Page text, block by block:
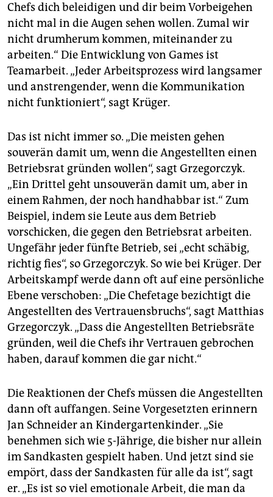
Chefs dich beleidigen und dir beim Vorbeigehen
nicht mal in die Augen sehen wollen. Zumal wir
nicht drumherum kommen, miteinander zu
arbeiten.“ Die Entwicklung von Games ist
Teamarbeit. „Jeder Arbeitsprozess wird langsamer
und anstrengender, wenn die Kommunikation
nicht funktioniert“, sagt Krüger.
Das ist nicht immer so. „Die meisten gehen
souverän damit um, wenn die Angestellten einen
Betriebsrat gründen wollen“, sagt Grzegorczyk.
„Ein Drittel geht unsouverän damit um, aber in
einem Rahmen, der noch handhabbar ist.“ Zum
Beispiel, indem sie Leute aus dem Betrieb
vorschicken, die gegen den Betriebsrat arbeiten.
Ungefähr jeder fünfte Betrieb, sei „echt schäbig,
richtig fies“, so Grzegorczyk. So wie bei Krüger. Der
Arbeitskampf werde dann oft auf eine persönliche
Ebene verschoben: „Die Chefetage bezichtigt die
Angestellten des Vertrauensbruchs“, sagt Matthias
Grzegorczyk. „Dass die Angestellten Betriebsräte
gründen, weil die Chefs ihr Vertrauen gebrochen
haben, darauf kommen die gar nicht.“
Die Reaktionen der Chefs müssen die Angestellten
dann oft auffangen. Seine Vorgesetzten erinnern
Jan Schneider an Kindergartenkinder. „Sie
benehmen sich wie 5-Jährige, die bisher nur allein
im Sandkasten gespielt haben. Und jetzt sind sie
empört, dass der Sandkasten für alle da ist“, sagt
er. „Es ist so viel emotionale Arbeit, die man da